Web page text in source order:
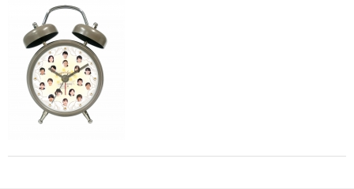
カード付フォトフレームクロック(集合)
目覚まし時計(集合＋個別)
メロディ時計(集合)
音声時計(集合)
目覚まし時計(個別)